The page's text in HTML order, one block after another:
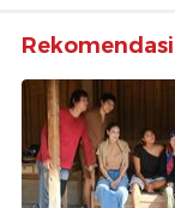
Rekomendasi